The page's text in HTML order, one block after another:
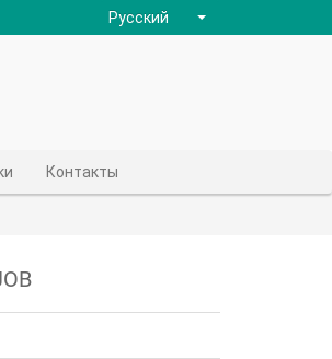
Русский
Контакты